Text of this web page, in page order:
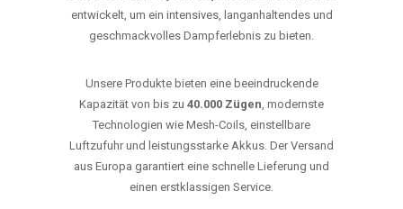
entwickelt, um ein intensives, langanhaltendes und
geschmackvolles Dampferlebnis zu bieten.
Unsere Produkte bieten eine beeindruckende
Kapazität von bis zu 40.000 Zügen, modernste
Technologien wie Mesh-Coils, einstellbare
Luftzufuhr und leistungsstarke Akkus. Der Versand
aus Europa garantiert eine schnelle Lieferung und
einen erstklassigen Service.